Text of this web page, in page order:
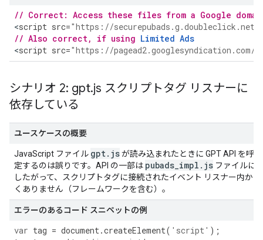
// Correct: Access these files from a Google
<script src="https://
// Also correct, if using Limited Ads
<script src="https://
シナリオ 2: gpt.js スクリプトタグ リスナーに
依存している
ユースケースの概要
JavaScript ファイル gpt. jsが読み込まれたときに GPT API を呼
定するのは誤りです。API の一部は pubads impl . js ファイルに
したがって、スクリプトタグに接続されたイベント リスナー内か
くありません（フレームワークを含む）。
エラーのあるコード スニペットの例
var tag = document.createElement( 'script' );